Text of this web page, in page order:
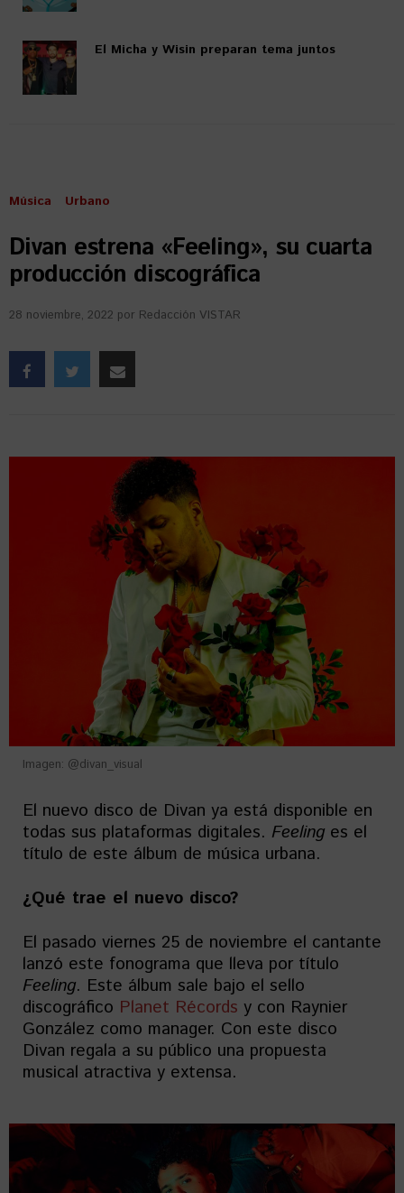
El Micha y Wisin preparan tema juntos
Música Urbano
Divan estrena «Feeling», su cuarta
producción discográfica
28 noviembre, 2022 por Redacción VISTAR
Imagen: @divan_visual
El nuevo disco de Divan ya está disponible en
todas sus plataformas digitales. Feeling es el
título de este álbum de música urbana.
¿Qué trae el nuevo disco?
El pasado viernes 25 de noviembre el cantante
lanzó este fonograma que lleva por título
Feeling. Este álbum sale bajo el sello
discográfico Planet Récords y con Raynier
González como manager. Con este disco
Divan regala a su público una propuesta
musical atractiva y extensa.